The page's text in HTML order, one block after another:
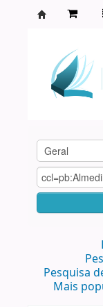
Agamenon
Pesquisa
Mais